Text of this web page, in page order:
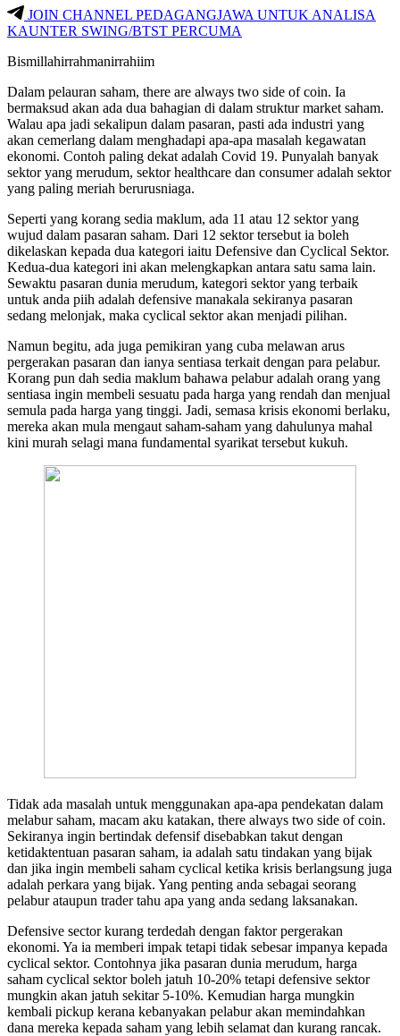
JOIN CHANNEL PEDAGANGJAWA UNTUK ANALISA
KAUNTER SWING/BTST PERCUMA
Bismillahirrahmanirrahiim
Dalam pelauran saham, there are always two side of coin. Ia
bermaksud akan ada dua bahagian di dalam struktur market saham.
Walau apa jadi sekalipun dalam pasaran, pasti ada industri yang
akan cemerlang dalam menghadapi apa-apa masalah kegawatan
ekonomi. Contoh paling dekat adalah Covid 19. Punyalah banyak
sektor yang merudum, sektor healthcare dan consumer adalah sektor
yang paling meriah berurusniaga.
Seperti yang korang sedia maklum, ada 11 atau 12 sektor yang
wujud dalam pasaran saham. Dari 12 sektor tersebut ia boleh
dikelaskan kepada dua kategori iaitu Defensive dan Cyclical Sektor.
Kedua-dua kategori ini akan melengkapkan antara satu sama lain.
Sewaktu pasaran dunia merudum, kategori sektor yang terbaik
untuk anda piih adalah defensive manakala sekiranya pasaran
sedang melonjak, maka cyclical sektor akan menjadi pilihan.
Namun begitu, ada juga pemikiran yang cuba melawan arus
pergerakan pasaran dan ianya sentiasa terkait dengan para pelabur.
Korang pun dah sedia maklum bahawa pelabur adalah orang yang
sentiasa ingin membeli sesuatu pada harga yang rendah dan menjual
semula pada harga yang tinggi. Jadi, semasa krisis ekonomi berlaku,
mereka akan mula mengaut saham-saham yang dahulunya mahal
kini murah selagi mana fundamental syarikat tersebut kukuh.
Tidak ada masalah untuk menggunakan apa-apa pendekatan dalam
melabur saham, macam aku katakan, there always two side of coin.
Sekiranya ingin bertindak defensif disebabkan takut dengan
ketidaktentuan pasaran saham, ia adalah satu tindakan yang bijak
dan jika ingin membeli saham cyclical ketika krisis berlangsung juga
adalah perkara yang bijak. Yang penting anda sebagai seorang
pelabur ataupun trader tahu apa yang anda sedang laksanakan.
Defensive sector kurang terdedah dengan faktor pergerakan
ekonomi. Ya ia memberi impak tetapi tidak sebesar impanya kepada
cyclical sektor. Contohnya jika pasaran dunia merudum, harga
saham cyclical sektor boleh jatuh 10-20% tetapi defensive sektor
mungkin akan jatuh sekitar 5-10%. Kemudian harga mungkin
kembali pickup kerana kebanyakan pelabur akan memindahkan
dana mereka kepada saham yang lebih selamat dan kurang rancak.